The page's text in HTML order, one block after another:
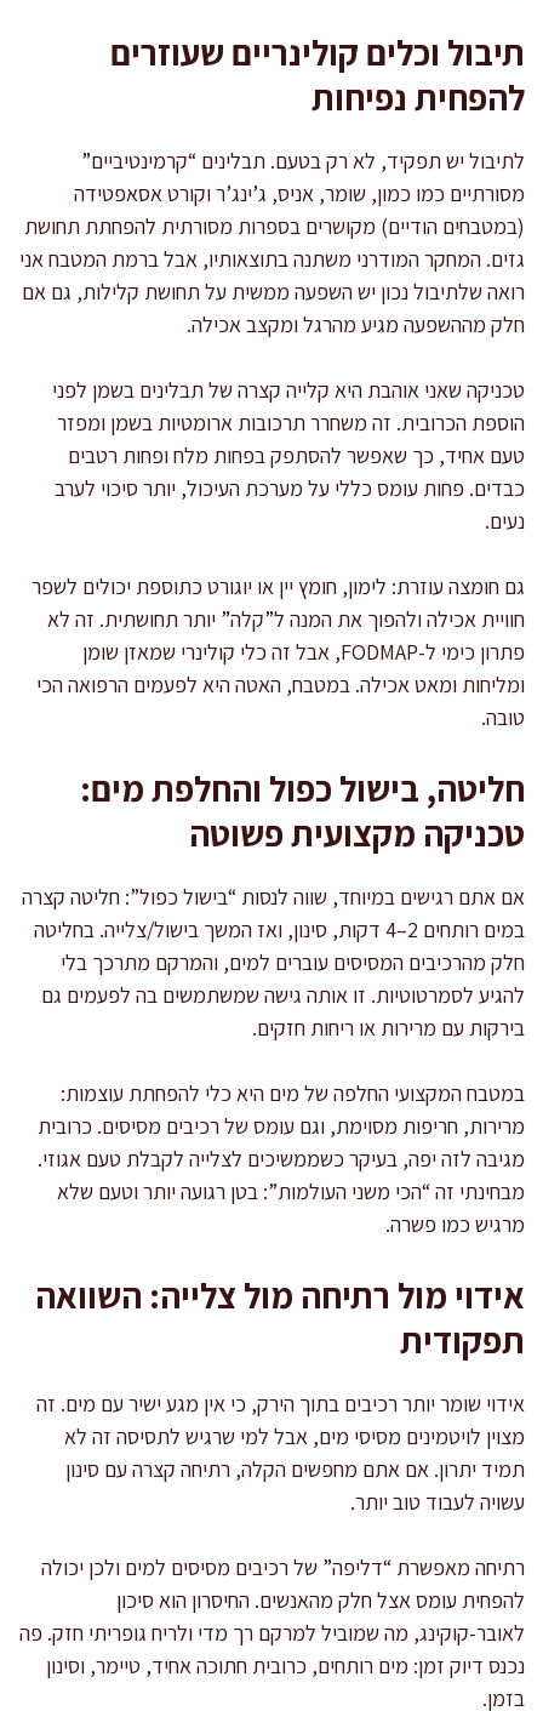
תיבול וכלים קולינריים שעוזרים
להפחית נפיחות
לתיבול יש תפקיד, לא רק בטעם. תבלינים “קרמינטיביים”
מסורתיים כמו כמון, שומר, אניס, ג’ינג’ר וקורט אסאפטידה
(במטבחים הודיים) מקושרים בספרות מסורתית להפחתת תחושת
גזים. המחקר המודרני משתנה בתוצאותיו, אבל ברמת המטבח אני
רואה שלתיבול נכון יש השפעה ממשית על תחושת קלילות, גם אם
חלק מההשפעה מגיע מהרגל ומקצב אכילה.
טכניקה שאני אוהבת היא קלייה קצרה של תבלינים בשמן לפני
הוספת הכרובית. זה משחרר תרכובות ארומטיות בשמן ומפזר
טעם אחיד, כך שאפשר להסתפק בפחות מלח ופחות רטבים
כבדים. פחות עומס כללי על מערכת העיכול, יותר סיכוי לערב
נעים.
גם חומצה עוזרת: לימון, חומץ יין או יוגורט כתוספת יכולים לשפר
חוויית אכילה ולהפוך את המנה ל”קלה” יותר תחושתית. זה לא
פתרון כימי ל-FODMAP, אבל זה כלי קולינרי שמאזן שומן
ומליחות ומאט אכילה. במטבח, האטה היא לפעמים הרפואה הכי
טובה.
חליטה, בישול כפול והחלפת מים:
טכניקה מקצועית פשוטה
אם אתם רגישים במיוחד, שווה לנסות “בישול כפול”: חליטה קצרה
במים רותחים 2–4 דקות, סינון, ואז המשך בישול/צלייה. בחליטה
חלק מהרכיבים המסיסים עוברים למים, והמרקם מתרכך בלי
להגיע לסמרטוטיות. זו אותה גישה שמשתמשים בה לפעמים גם
בירקות עם מרירות או ריחות חזקים.
במטבח המקצועי החלפה של מים היא כלי להפחתת עוצמות:
מרירות, חריפות מסוימת, וגם עומס של רכיבים מסיסים. כרובית
מגיבה לזה יפה, בעיקר כשממשיכים לצלייה לקבלת טעם אגוזי.
מבחינתי זה “הכי משני העולמות”: בטן רגועה יותר וטעם שלא
מרגיש כמו פשרה.
אידוי מול רתיחה מול צלייה: השוואה
תפקודית
אידוי שומר יותר רכיבים בתוך הירק, כי אין מגע ישיר עם מים. זה
מצוין לויטמינים מסיסי מים, אבל למי שרגיש לתסיסה זה לא
תמיד יתרון. אם אתם מחפשים הקלה, רתיחה קצרה עם סינון
עשויה לעבוד טוב יותר.
רתיחה מאפשרת “דליפה” של רכיבים מסיסים למים ולכן יכולה
להפחית עומס אצל חלק מהאנשים. החיסרון הוא סיכון
לאובר-קוקינג, מה שמוביל למרקם רך מדי ולריח גופריתי חזק. פה
נכנס דיוק זמן: מים רותחים, כרובית חתוכה אחיד, טיימר, וסינון
בזמן.